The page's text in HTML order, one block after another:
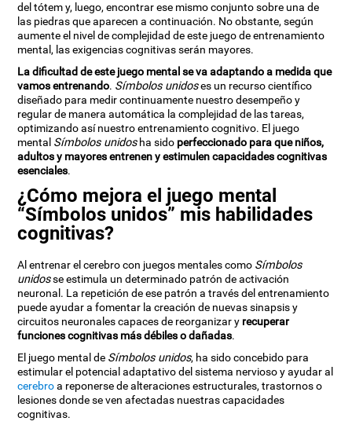
del tótem y, luego, encontrar ese mismo conjunto sobre una de
las piedras que aparecen a continuación. No obstante, según
aumente el nivel de complejidad de este juego de entrenamiento
mental, las exigencias cognitivas serán mayores.
La dificultad de este juego mental se va adaptando a medida que
vamos entrenando. Símbolos unidoses un recurso científico
diseñado para medir continuamente nuestro desempeño y
regular de manera automática la complejidad de las tareas,
optimizando así nuestro entrenamiento cognitivo. El juego
mental Símbolos unidosha sido perfeccionado para que niños,
adultos y mayores entrenen y estimulen capacidades cognitivas
esenciales.
¿Cómo mejora el juego mental
“Símbolos unidos” mis habilidades
cognitivas?
Al entrenar el cerebro con juegos mentales como Símbolos
unidosse estimula un determinado patrón de activación
neuronal. La repetición de ese patrón a través del entrenamiento
puede ayudar a fomentar la creación de nuevas sinapsis y
circuitos neuronales capaces de reorganizar y recuperar
funciones cognitivas más débiles o dañadas.
El juego mental de Símbolos unidos, ha sido concebido para
estimular el potencial adaptativo del sistema nervioso y ayudar al
cerebroa reponerse de alteraciones estructurales, trastornos o
lesiones donde se ven afectadas nuestras capacidades
cognitivas.